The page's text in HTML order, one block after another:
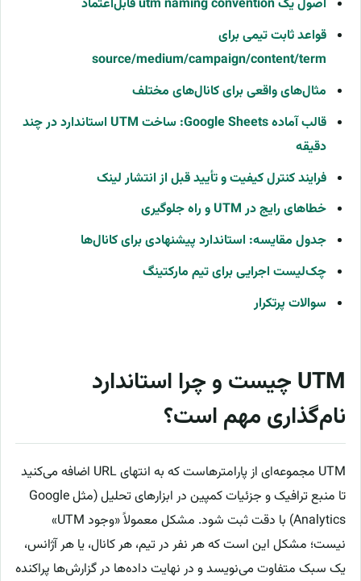
اصول یک utm naming convention قابل‌اعتماد
قواعد ثابت تیمی برای
source/medium/campaign/content/term
مثال‌های واقعی برای کانال‌های مختلف
قالب آماده Google Sheets: ساخت UTM استاندارد در چند
دقیقه
فرایند کنترل کیفیت و تأیید قبل از انتشار لینک
خطاهای رایج در UTM و راه جلوگیری
جدول مقایسه: استاندارد پیشنهادی برای کانال‌ها
چک‌لیست اجرایی برای تیم مارکتینگ
سوالات پرتکرار
UTM چیست و چرا استاندارد
نام‌گذاری مهم است؟
UTM مجموعه‌ای از پارامترهاست که به انتهای URL اضافه می‌کنید
تا منبع ترافیک و جزئیات کمپین در ابزارهای تحلیل (مثل Google
Analytics) با دقت ثبت شود. مشکل معمولاً «وجود UTM»
نیست؛ مشکل این است که هر نفر در تیم، هر کانال، یا هر آژانس،
یک سبک متفاوت می‌نویسد و در نهایت داده‌ها در گزارش‌ها پراکنده